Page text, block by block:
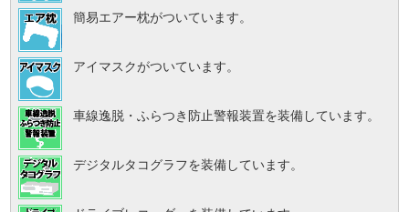
簡易エアー枕がついています。
アイマスクがついています。
車線逸脱・ふらつき防止警報装置を装備しています。
デジタルタコグラフを装備しています。